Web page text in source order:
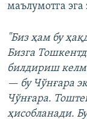
маълумотга
"Биз ҳам бу
Бизга
билдириш
— бу Чўнғара
Чўнғара.
ҳисобланади.